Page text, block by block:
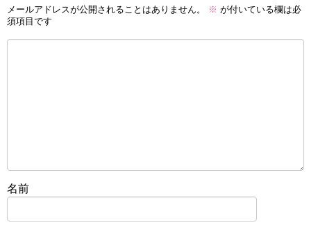
メールアドレスが公開されることはありません。 ※ が付いている欄は必
須項目です
名前